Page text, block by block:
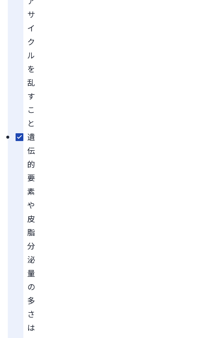
サ
イ
ク
ル
を
乱
す
こ
と
遺
伝
的
要
素
や
皮
脂
分
泌
量
の
多
さ
は